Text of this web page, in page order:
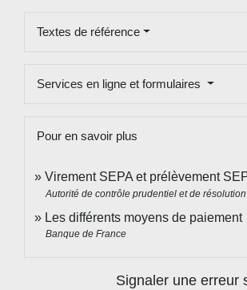
Textes de référence
Services en ligne et formulaires
Pour en savoir plus
Virement SEPA et prélèvement
Autorité de contrôle prudentiel et de
Les différents moyens de paiement
Banque de France
Signaler une erreur